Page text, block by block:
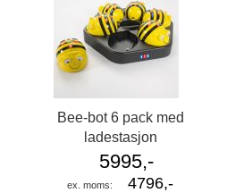
Bee-bot 6 pack med
ladestasjon
5995,-
4796,-